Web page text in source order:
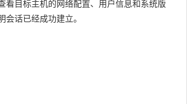
看目标主机的网络配置、用户信息和系统版
话已经成功建立。